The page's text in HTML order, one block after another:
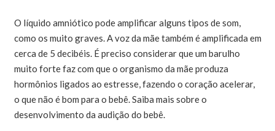
O líquido amniótico pode amplificar alguns tipos de som,
como os muito graves. A voz da mãe também é amplificada em
cerca de 5 decibéis. É preciso considerar que um barulho
muito forte faz com que o organismo da mãe produza
hormônios ligados ao estresse, fazendo o coração acelerar,
o que não é bom para o bebê. Saiba mais sobre o
desenvolvimento da audição do bebê.